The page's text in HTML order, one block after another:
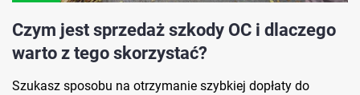
Czym jest sprzedaż szkody OC i dlaczego
warto z tego skorzystać?
Szukasz sposobu na otrzymanie szybkiej dopłaty do